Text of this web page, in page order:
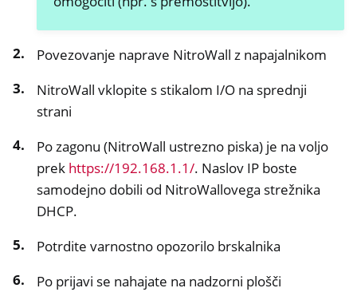
Povezovanje naprave NitroWall z napajalnikom
NitroWall vklopite s stikalom I/O na sprednji
strani
Po zagonu (NitroWall ustrezno piska) je na voljo
prek https://192.168.1.1/. Naslov IP boste
samodejno dobili od NitroWallovega strežnika
DHCP.
Potrdite varnostno opozorilo brskalnika
Po prijavi se nahajate na nadzorni plošči